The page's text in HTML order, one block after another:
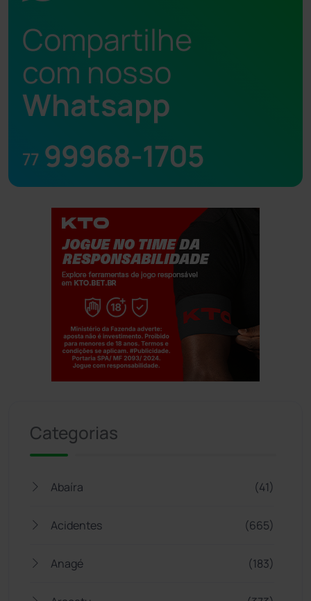
Compartilhe
com nosso
Whatsapp
77 99968-1705
Categorias
Abaíra (41)
Acidentes (665)
Anagé (183)